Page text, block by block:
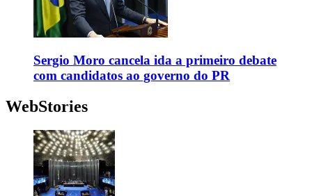
Sergio Moro cancela ida a primeiro debate
com candidatos ao governo do PR
WebStories